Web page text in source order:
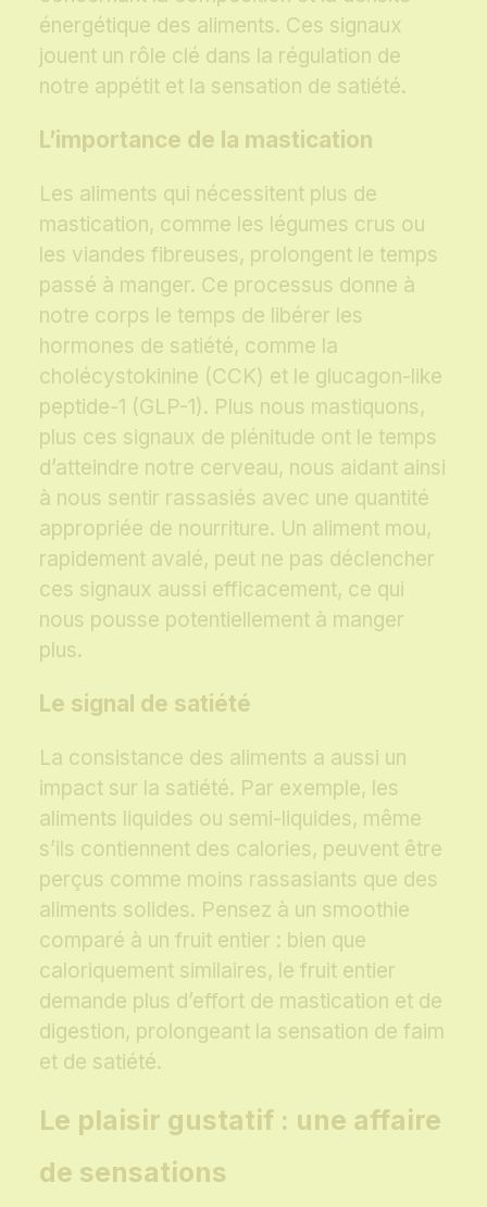
énergétique des aliments. Ces signaux
jouent un rôle clé dans la régulation de
notre appétit et la sensation de satiété.
L’importance de la mastication
Les aliments qui nécessitent plus de
mastication, comme les légumes crus ou
les viandes fibreuses, prolongent le temps
passé à manger. Ce processus donne à
notre corps le temps de libérer les
hormones de satiété, comme la
cholécystokinine (CCK) et le glucagon-like
peptide-1 (GLP-1). Plus nous mastiquons,
plus ces signaux de plénitude ont le temps
d’atteindre notre cerveau, nous aidant ainsi
à nous sentir rassasiés avec une quantité
appropriée de nourriture. Un aliment mou,
rapidement avalé, peut ne pas déclencher
ces signaux aussi efficacement, ce qui
nous pousse potentiellement à manger
plus.
Le signal de satiété
La consistance des aliments a aussi un
impact sur la satiété. Par exemple, les
aliments liquides ou semi-liquides, même
s’ils contiennent des calories, peuvent être
perçus comme moins rassasiants que des
aliments solides. Pensez à un smoothie
comparé à un fruit entier : bien que
caloriquement similaires, le fruit entier
demande plus d’effort de mastication et de
digestion, prolongeant la sensation de faim
et de satiété.
Le plaisir gustatif : une affaire
de sensations